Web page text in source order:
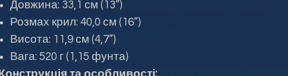
Довжина: 33,1 см (13”)
Розмах крил: 40,0 см (16”)
Висота: 11,9 см (4,7”)
Вага: 520 г (1,15 фунта)